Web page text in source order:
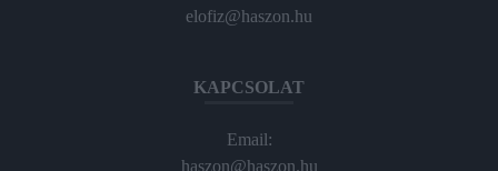
elofiz@haszon.hu
KAPCSOLAT
Email:
haszon@haszon.hu